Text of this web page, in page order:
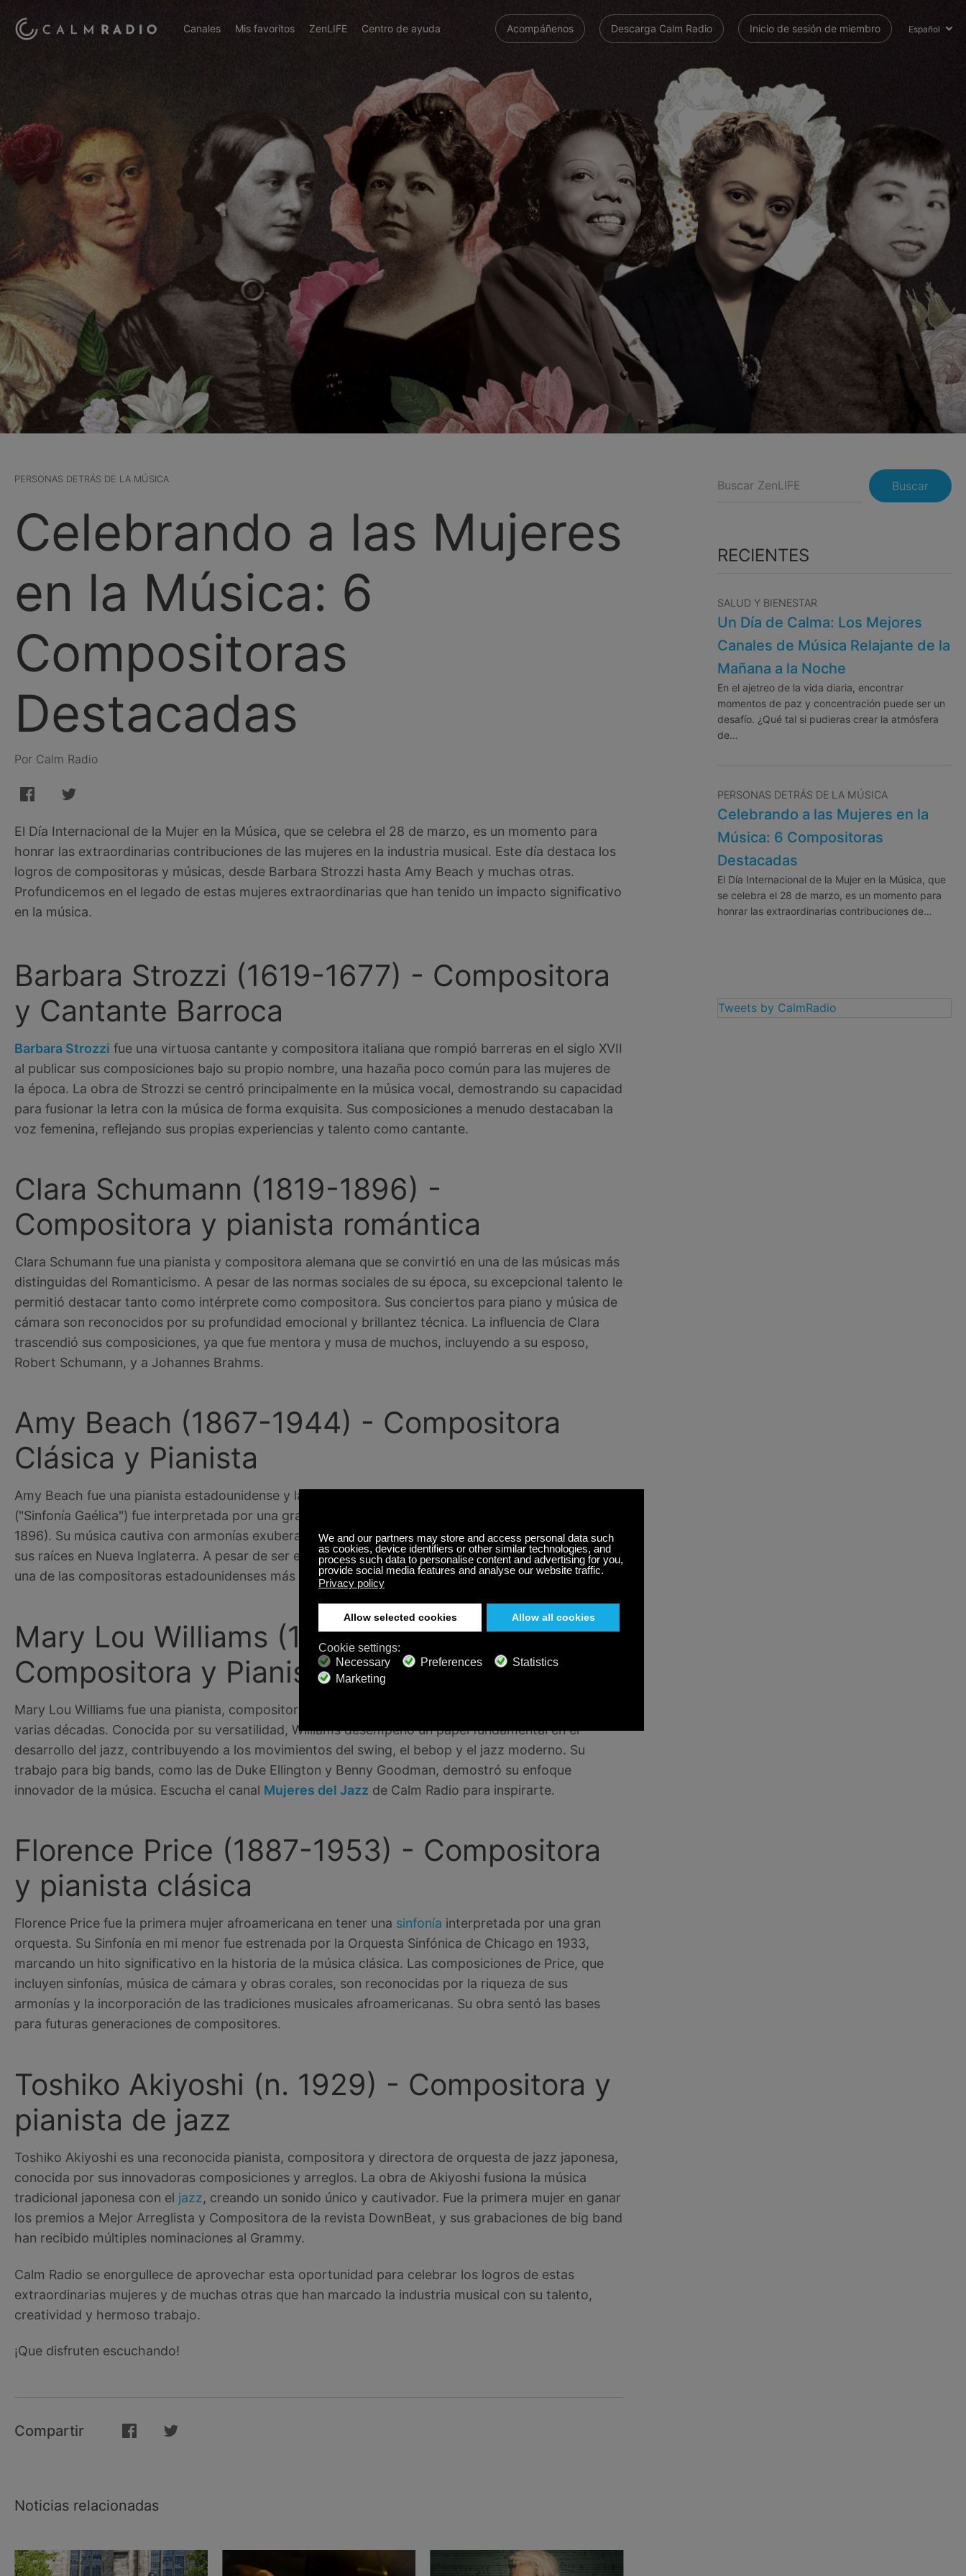
Canales Mis favoritos ZenLIFE Centro de ayuda Acompáñenos Descarga Calm Radio Inicio de sesión de miembro Español
PERSONAS DETRÁS DE LA MÚSICA
Celebrando a las Mujeres
en la Música: 6
Compositoras
Destacadas
Por Calm Radio
El Día Internacional de la Mujer en la Música, que se celebra el 28 de marzo, es un momento para
honrar las extraordinarias contribuciones de las mujeres en la industria musical. Este día destaca los
logros de compositoras y músicas, desde Barbara Strozzi hasta Amy Beach y muchas otras.
Profundicemos en el legado de estas mujeres extraordinarias que han tenido un impacto significativo
en la música.
Barbara Strozzi (1619-1677) - Compositora
y Cantante Barroca
Barbara Strozzi fue una virtuosa cantante y compositora italiana que rompió barreras en el siglo XVII
al publicar sus composiciones bajo su propio nombre, una hazaña poco común para las mujeres de
la época. La obra de Strozzi se centró principalmente en la música vocal, demostrando su capacidad
para fusionar la letra con la música de forma exquisita. Sus composiciones a menudo destacaban la
voz femenina, reflejando sus propias experiencias y talento como cantante.
Clara Schumann (1819-1896) -
Compositora y pianista romántica
Clara Schumann fue una pianista y compositora alemana que se convirtió en una de las músicas más
distinguidas del Romanticismo. A pesar de las normas sociales de su época, su excepcional talento le
permitió destacar tanto como intérprete como compositora. Sus conciertos para piano y música de
cámara son reconocidos por su profundidad emocional y brillantez técnica. La influencia de Clara
trascendió sus composiciones, ya que fue mentora y musa de muchos, incluyendo a su esposo,
Robert Schumann, y a Johannes Brahms.
Amy Beach (1867-1944) - Compositora
Clásica y Pianista
Amy Beach fue una pianista estadounidense y la primera compositora estadounidense cuya sinfonía
("Sinfonía Gaélica") fue interpretada por una gran orquesta (la Orquesta Sinfónica de Boston en
1896). Su música cautiva con armonías exuberantes y melodías de inspiración folklórica, reflejo de
sus raíces en Nueva Inglaterra. A pesar de ser en gran parte autodidacta, Amy Beach se convirtió en
una de las compositoras estadounidenses más respetadas de su época.
Mary Lou Williams (1910-1981) -
Compositora y Pianista de Jazz
Mary Lou Williams fue una pianista, compositora y arreglista de jazz pionera cuya carrera abarcó
varias décadas. Conocida por su versatilidad, Williams desempeñó un papel fundamental en el
desarrollo del jazz, contribuyendo a los movimientos del swing, el bebop y el jazz moderno. Su
trabajo para big bands, como las de Duke Ellington y Benny Goodman, demostró su enfoque
innovador de la música. Escucha el canal Mujeres del Jazz de Calm Radio para inspirarte.
Florence Price (1887-1953) - Compositora
y pianista clásica
Florence Price fue la primera mujer afroamericana en tener una sinfonía interpretada por una gran
orquesta. Su Sinfonía en mi menor fue estrenada por la Orquesta Sinfónica de Chicago en 1933,
marcando un hito significativo en la historia de la música clásica. Las composiciones de Price, que
incluyen sinfonías, música de cámara y obras corales, son reconocidas por la riqueza de sus
armonías y la incorporación de las tradiciones musicales afroamericanas. Su obra sentó las bases
para futuras generaciones de compositores.
Toshiko Akiyoshi (n. 1929) - Compositora y
pianista de jazz
Toshiko Akiyoshi es una reconocida pianista, compositora y directora de orquesta de jazz japonesa,
conocida por sus innovadoras composiciones y arreglos. La obra de Akiyoshi fusiona la música
tradicional japonesa con el jazz, creando un sonido único y cautivador. Fue la primera mujer en ganar
los premios a Mejor Arreglista y Compositora de la revista DownBeat, y sus grabaciones de big band
han recibido múltiples nominaciones al Grammy.
Calm Radio se enorgullece de aprovechar esta oportunidad para celebrar los logros de estas
extraordinarias mujeres y de muchas otras que han marcado la industria musical con su talento,
creatividad y hermoso trabajo.
¡Que disfruten escuchando!
Compartir
Noticias relacionadas
Buscar
RECIENTES
SALUD Y BIENESTAR
Un Día de Calma: Los Mejores
Canales de Música Relajante de la
Mañana a la Noche
En el ajetreo de la vida diaria, encontrar
momentos de paz y concentración puede ser un
desafío. ¿Qué tal si pudieras crear la atmósfera
de…
PERSONAS DETRÁS DE LA MÚSICA
Celebrando a las Mujeres en la
Música: 6 Compositoras
Destacadas
El Día Internacional de la Mujer en la Música, que
se celebra el 28 de marzo, es un momento para
honrar las extraordinarias contribuciones de…
Tweets by CalmRadio